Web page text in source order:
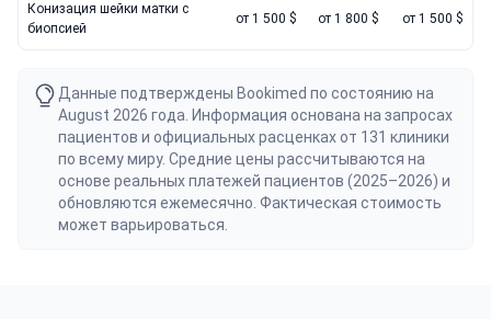
Конизация шейки матки с
биопсией
от 1 500 $ от 1 800 $ от 1 500 $
Данные подтверждены Bookimed по состоянию на
August 2026 года. Информация основана на запросах
пациентов и официальных расценках от 131 клиники
по всему миру. Средние цены рассчитываются на
основе реальных платежей пациентов (2025–2026) и
обновляются ежемесячно. Фактическая стоимость
может варьироваться.